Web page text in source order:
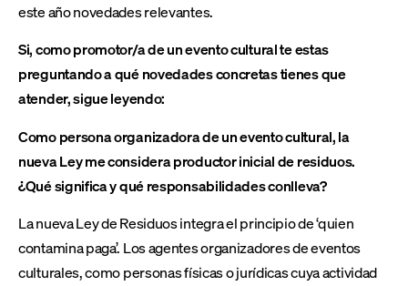
este año novedades relevantes.
Si, como promotor/a de un evento cultural te estas
preguntando a qué novedades concretas tienes que
atender, sigue leyendo:
Como persona organizadora de un evento cultural, la
nueva Ley me considera productor inicial de residuos.
¿Qué significa y qué responsabilidades conlleva?
La nueva Ley de Residuos integra el principio de ‘quien
contamina paga’. Los agentes organizadores de eventos
culturales, como personas físicas o jurídicas cuya actividad